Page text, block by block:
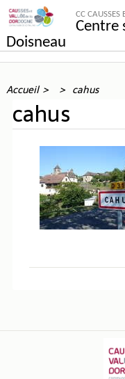
CC CAUSSES
Centre
Doisneau
Accueil cahus
cahus